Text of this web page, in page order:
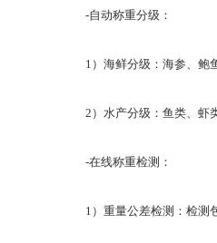
-自动称重分级：
1）海鲜分级：海参、鲍
2）水产分级：鱼类、虾
-在线称重检测：
1）重量公差检测：检测